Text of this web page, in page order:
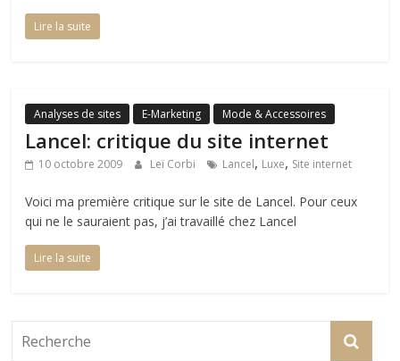
Lire la suite
Analyses de sites E-Marketing Mode & Accessoires
Lancel: critique du site internet
10 octobre 2009 Leï Corbi Lancel, Luxe, Site internet
Voici ma première critique sur le site de Lancel. Pour ceux
qui ne le sauraient pas, j’ai travaillé chez Lancel
Lire la suite